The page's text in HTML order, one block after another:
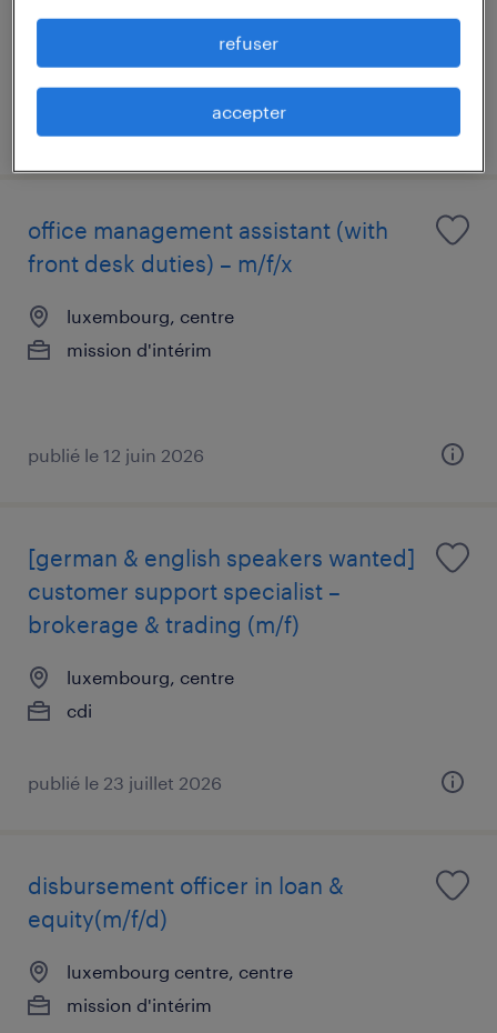
publié le 23 juillet 2026
office management assistant (with
front desk duties) – m/f/x
luxembourg, centre
mission d'intérim
publié le 12 juin 2026
[german & english speakers wanted]
customer support specialist –
brokerage & trading (m/f)
luxembourg, centre
cdi
publié le 23 juillet 2026
disbursement officer in loan &
equity(m/f/d)
luxembourg centre, centre
mission d'intérim
refuser
accepter